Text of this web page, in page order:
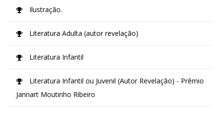
Ilustração.
Literatura Adulta (autor revelação)
Literatura Infantil
Literatura Infantil ou Juvenil (Autor Revelação) - Prêmio
Jannart Moutinho Ribeiro